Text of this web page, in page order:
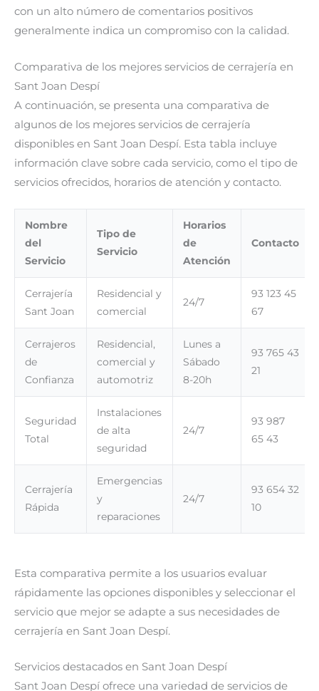
con un alto número de comentarios positivos
generalmente indica un compromiso con la calidad.
Comparativa de los mejores servicios de cerrajería en
Sant Joan Despí
A continuación, se presenta una comparativa de
algunos de los mejores servicios de cerrajería
disponibles en Sant Joan Despí. Esta tabla incluye
información clave sobre cada servicio, como el tipo de
servicios ofrecidos, horarios de atención y contacto.
Nombre
del
Servicio
Tipo de
Servicio
Horarios
de
Atención
Contacto
Cerrajería
Sant Joan
Residencial y
comercial
24/7
93 123 45
67
Cerrajeros
de
Confianza
Residencial,
comercial y
automotriz
Lunes a
Sábado
8-20h
93 765 43
21
Seguridad
Total
Instalaciones
de alta
seguridad
24/7
93 987
65 43
Cerrajería
Rápida
Emergencias
y
reparaciones
24/7
93 654 32
10
Esta comparativa permite a los usuarios evaluar
rápidamente las opciones disponibles y seleccionar el
servicio que mejor se adapte a sus necesidades de
cerrajería en Sant Joan Despí.
Servicios destacados en Sant Joan Despí
Sant Joan Despí ofrece una variedad de servicios de